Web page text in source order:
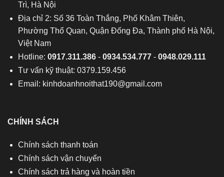
Trì, Hà Nội
Địa chỉ 2: Số 36 Toàn Thắng, Phố Khâm Thiên,
Phường Thổ Quan, Quận Đống Đa, Thành phố Hà Nội,
Việt Nam
Hotline: 0917.311.386- 0934.534.777- 0948.029.111
Tư vấn kỹ thuật: 0379.159.456
Email: kinhdoanhnoithat190@gmail.com
CHÍNH SÁCH
Chính sách thanh toán
Chính sách vận chuyển
Chính sách trả hàng và hoàn tiền